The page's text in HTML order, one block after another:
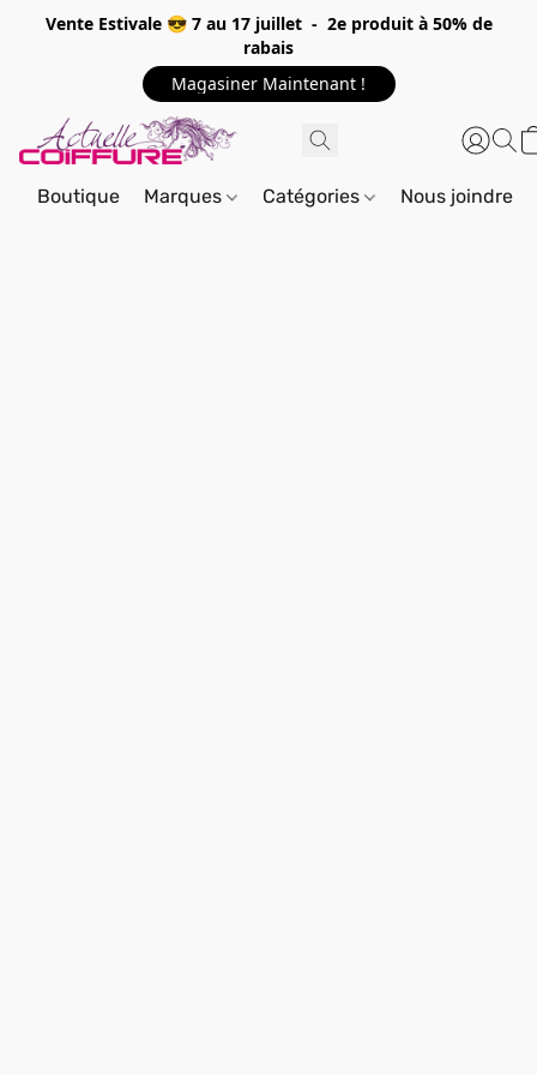
Vente Estivale 😎 7 au 17 juillet - 2e produit à 50% de
rabais
Magasiner Maintenant !
Boutique Marques Catégories Nous joindre